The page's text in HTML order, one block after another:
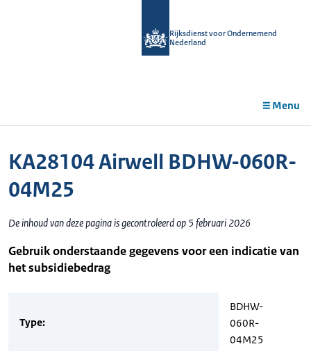
Rijksdienst voor Ondernemend
Nederland
Menu
KA28104 Airwell BDHW-060R-
04M25
De inhoud van deze pagina is gecontroleerd op 5 februari 2026
Gebruik onderstaande gegevens voor een indicatie van
het subsidiebedrag
Type:
BDHW-
060R-
04M25